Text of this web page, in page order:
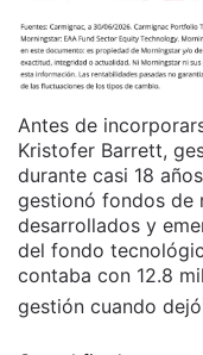
Antes de
Kristofer Barrett,
durante casi 18
gestionó fondos de
desarrollados y
del fondo
contaba con 12.8
gestión cuando dejó